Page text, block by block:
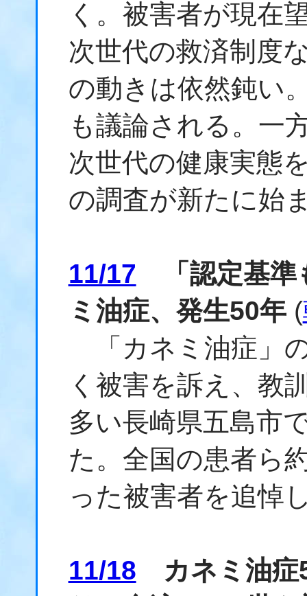
く。被害者が現在
次世代の救済制度
の動きは依然鈍い
も議論される。一
次世代の健康実態
の調査が新たに始
11/17 「認定基準
ミ油症、発生50年(
「カネミ油症」
く被害を訴え、教
多い長崎県五島市
た。全国の患者ら
った被害者を追悼
11/18 カネミ油